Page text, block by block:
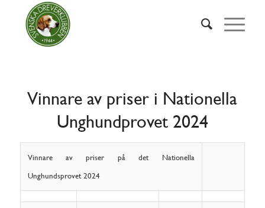
Vinnare av priser i Nationella
Unghundprovet 2024
Vinnare av priser på det Nationella
Unghundsprovet 2024